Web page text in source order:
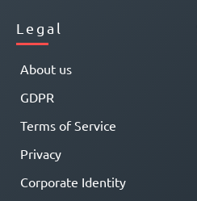
Legal
About us
GDPR
Terms of Service
Privacy
Corporate Identity